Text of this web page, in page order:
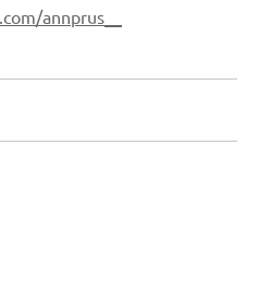
annprus__